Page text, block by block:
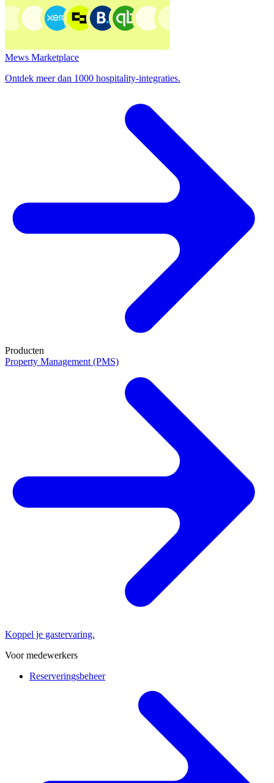
Mews Marketplace
Ontdek meer dan 1000 hospitality-integraties.
Producten
Property Management (PMS)
Koppel je gastervaring.
Voor medewerkers
Reserveringsbeheer